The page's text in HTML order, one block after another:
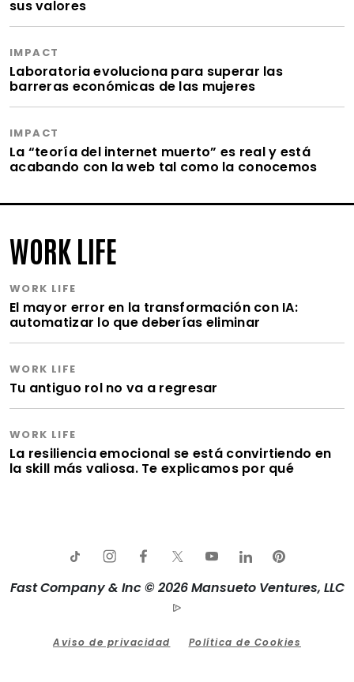
sus valores
IMPACT
Laboratoria evoluciona para superar las
barreras económicas de las mujeres
IMPACT
La “teoría del internet muerto” es real y está
acabando con la web tal como la conocemos
WORK LIFE
WORK LIFE
El mayor error en la transformación con IA:
automatizar lo que deberías eliminar
WORK LIFE
Tu antiguo rol no va a regresar
WORK LIFE
La resiliencia emocional se está convirtiendo en
la skill más valiosa. Te explicamos por qué
Fast Company & Inc © 2026 Mansueto Ventures, LLC
Aviso de privacidad Política de Cookies